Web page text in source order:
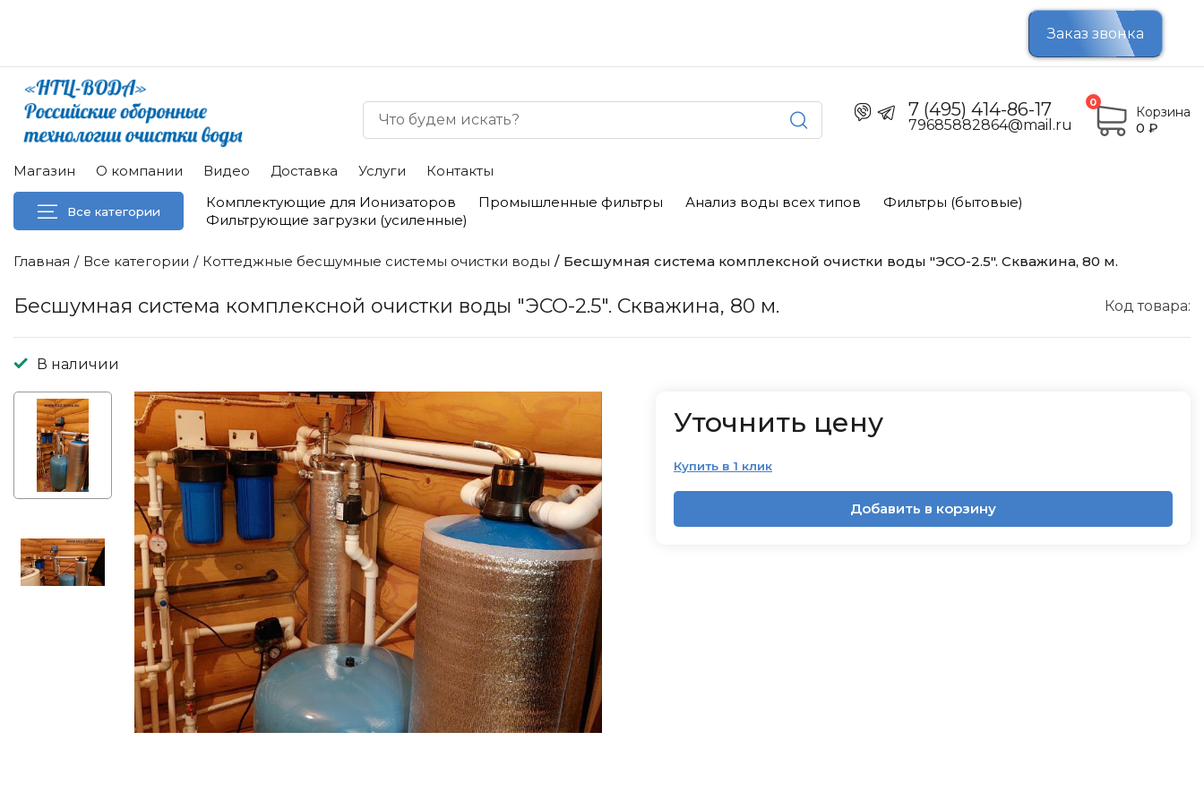
Заказ звонка
7 (495) 414-86-17
79685882864@mail.ru
0
Корзина
0 ₽
Магазин О компании Видео Доставка Услуги Контакты
Все категории
Комплектующие для Ионизаторов Промышленные фильтры Анализ воды всех типов
Фильтры (бытовые)
Фильтрующие загрузки (усиленные)
Главная Все категории Коттеджные бесшумные системы очистки воды Бесшумная система комплексной очистки воды "ЭСО-2.5". Скважина, 80 м.
Бесшумная система комплексной очистки воды "ЭСО-2.5". Скважина, 80 м. Код товара:
В наличии
Уточнить цену
Купить в 1 клик
Добавить в корзину